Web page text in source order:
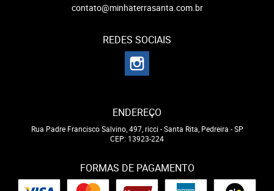
contato@minhaterrasanta.com.br
REDES SOCIAIS
ENDEREÇO
Rua Padre Francisco Salvino, 497, ricci -Santa Rita, Pedreira -SP
CEP: 13923-224
FORMAS DE PAGAMENTO